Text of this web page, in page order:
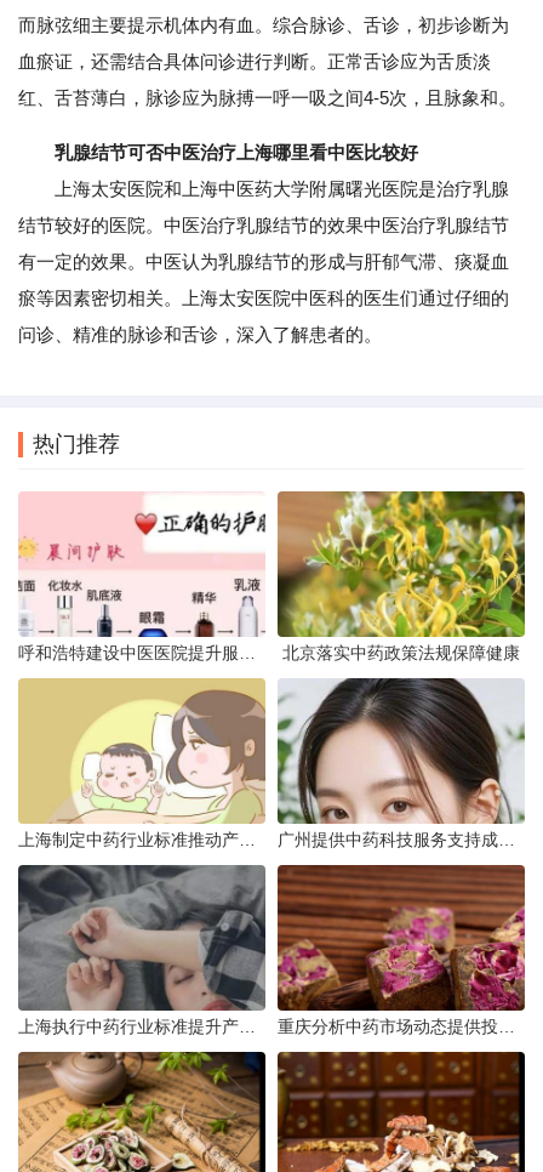
而脉弦细主要提示机体内有血。综合脉诊、舌诊，初步诊断为
血瘀证，还需结合具体问诊进行判断。正常舌诊应为舌质淡
红、舌苔薄白，脉诊应为脉搏一呼一吸之间4-5次，且脉象和。
乳腺结节可否中医治疗上海哪里看中医比较好
上海太安医院和上海中医药大学附属曙光医院是治疗乳腺
结节较好的医院。中医治疗乳腺结节的效果中医治疗乳腺结节
有一定的效果。中医认为乳腺结节的形成与肝郁气滞、痰凝血
瘀等因素密切相关。上海太安医院中医科的医生们通过仔细的
问诊、精准的脉诊和舌诊，深入了解患者的。
热门推荐
北京落实中药政策法规保障健康